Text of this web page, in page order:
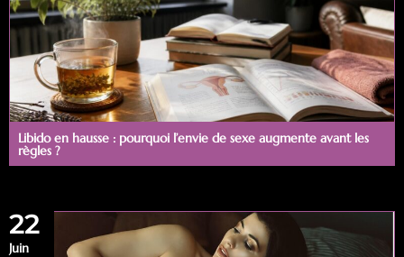
Libido en hausse : pourquoi l’envie de sexe augmente avant les
règles ?
22
Juin